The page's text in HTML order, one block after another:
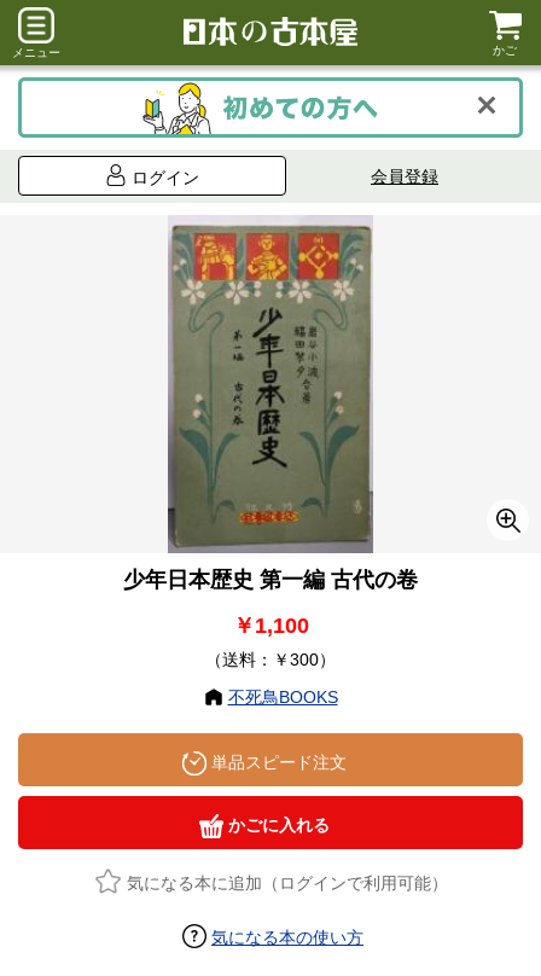
メニュー かご
ログイン 会員登録
少年日本歴史 第一編 古代の卷
￥1,100
（送料：￥300）
不死鳥BOOKS
単品スピード注文
かごに入れる
気になる本に追加（ログインで利用可能）
気になる本の使い方